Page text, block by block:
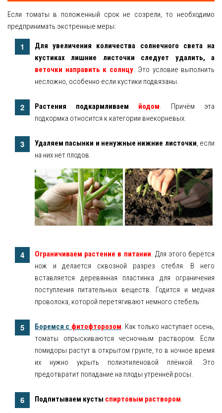
Если томаты в положенный срок не созрели, то необходимо
предпринимать экстренные меры:
Для увеличения количества солнечного света на
кустиках лишние листочки следует удалить, а
веточки направить к солнцу. Это условие выполнить
несложно, особенно если кустики подвязаны.
Растения подкармливаем йодом. Причём эта
подкормка относится к категории внекорневых.
Удаляем пасынки и ненужные нижние листочки, если
на них нет плодов.
Ограничиваем растение в питании. Для этого берётся
нож и делается сквозной разрез стебля. В него
вставляется деревянная пластинка для ограничения
поступления питательных веществ. Годится и медная
проволока, которой перетягивают немного стебель.
Боремся с фитофторозом. Как только наступает осень,
томаты опрыскиваются чесночным раствором. Если
помидоры растут в открытом грунте, то в ночное время
их нужно укрыть полиэтиленовой плёнкой. Это
предотвратит попадание на плоды утренней росы.
Подпитываем кусты спиртовым раствором.